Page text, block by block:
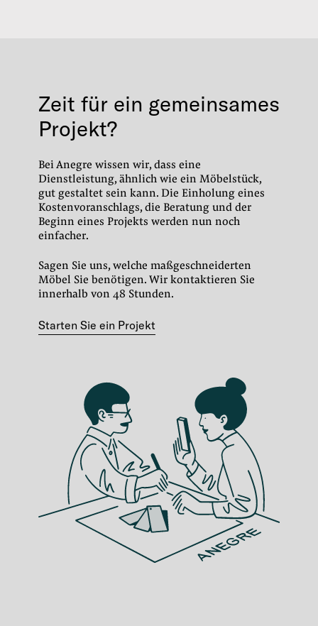
Zeit für ein gemeinsames
Projekt?
Bei Anegre wissen wir, dass eine
Dienstleistung, ähnlich wie ein Möbelstück,
gut gestaltet sein kann.Die Einholung eines
Kostenvoranschlags, die Beratung und der
Beginn eines Projekts werden nun noch
einfacher.
Sagen Sie uns, welche maßgeschneiderten
Möbel Sie benötigen.Wir kontaktieren Sie
innerhalb von 48 Stunden.
Starten Sie ein Projekt